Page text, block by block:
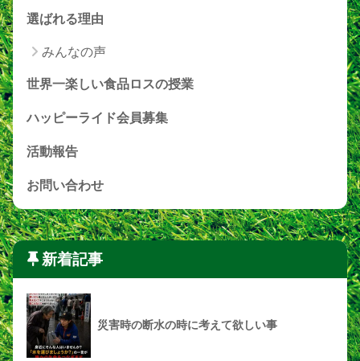
選ばれる理由
みんなの声
世界一楽しい食品ロスの授業
ハッピーライド会員募集
活動報告
お問い合わせ
新着記事
災害時の断水の時に考えて欲しい事